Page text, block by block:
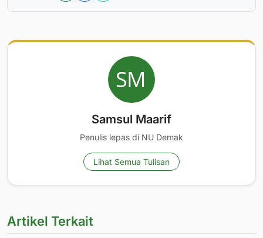
Samsul Maarif
Penulis lepas di NU Demak
Lihat Semua Tulisan
Artikel Terkait